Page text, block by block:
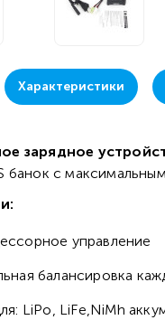
Характеристики
зарядное
банок с
управление
балансировка
LiPo, LiFe,NiMh